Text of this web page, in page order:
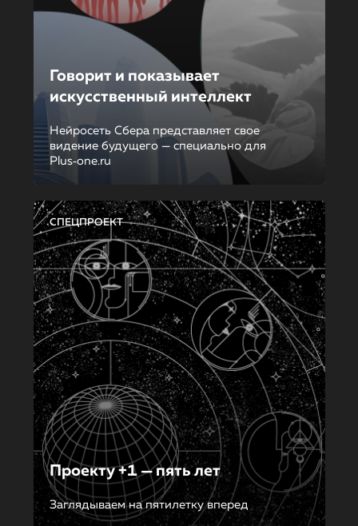
Говорит и показывает
искусственный интеллект
Нейросеть Сбера представляет свое
видение будущего — специально для
Plus‑one.ru
СПЕЦПРОЕКТ
Проекту +1 — пять лет
Заглядываем на пятилетку вперед